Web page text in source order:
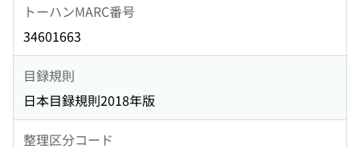
トーハンMARC番号
34601663
目録規則
日本目録規則2018年版
整理区分コード